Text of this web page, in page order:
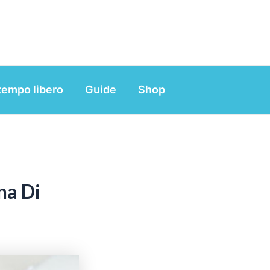
libero Guide Shop
Di